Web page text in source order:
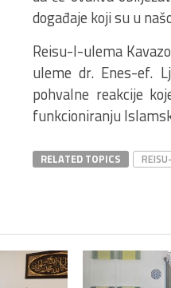
događaje koji su u
Reisu-l-ulema
uleme dr. Enes-ef.
pohvalne reakcije
funkcioniranju
RELATED TOPICS